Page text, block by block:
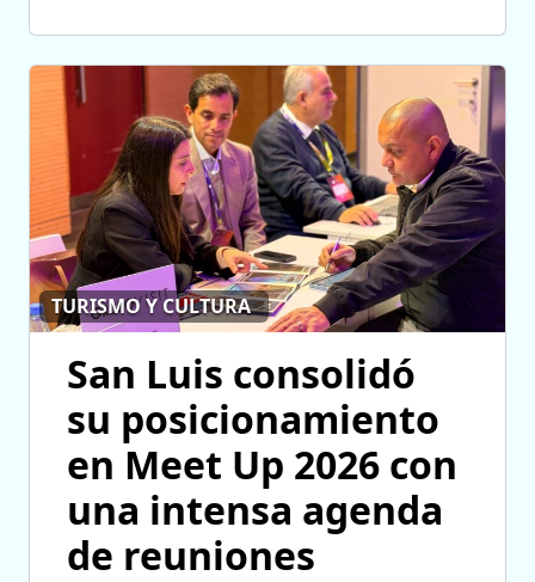
TURISMO Y CULTURA
San Luis consolidó
su posicionamiento
en Meet Up 2026 con
una intensa agenda
de reuniones